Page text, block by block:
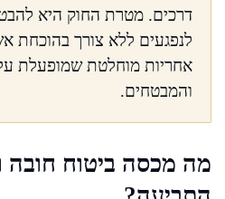
דרכים. מטרת החוק היא
לנפגעים ללא צורך
אחריות מוחלטת שמופעלת
והמבטחים.
מה מכסה ביטוח חובה